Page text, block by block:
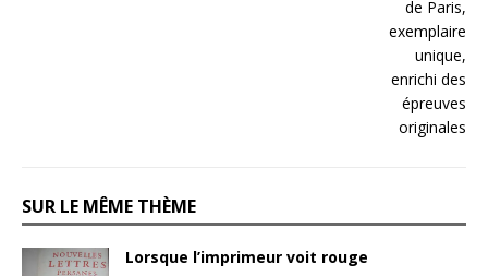
SUR LE MÊME THÈME
Lorsque l’imprimeur voit rouge